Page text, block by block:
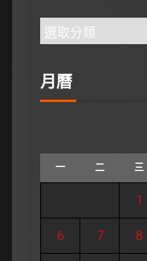
月曆
一 二 三
1
6 7 8